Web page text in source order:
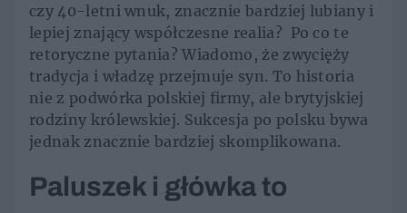
czy 40-letni wnuk, znacznie bardziej lubiany i
lepiej znający współczesne realia? Po co te
retoryczne pytania? Wiadomo, że zwycięży
tradycja i władzę przejmuje syn. To historia
nie z podwórka polskiej firmy, ale brytyjskiej
rodziny królewskiej. Sukcesja po polsku bywa
jednak znacznie bardziej skomplikowana.
Paluszek i główka to